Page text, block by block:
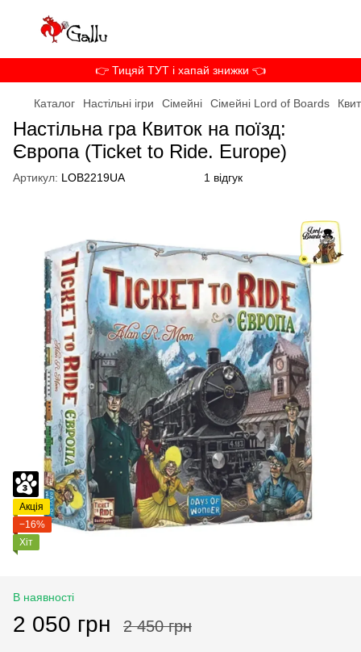
👉 Тицяй ТУТ і хапай знижки 👈
Каталог Настільні ігри Сімейні Сімейні Lord of Boards
Настільна гра Квиток на поїзд:
Європа (Ticket to Ride. Europe)
Артикул: LOB2219UA 1 відгук
Акція
−16%
Хіт
В наявності
2 050 грн 2 450 грн